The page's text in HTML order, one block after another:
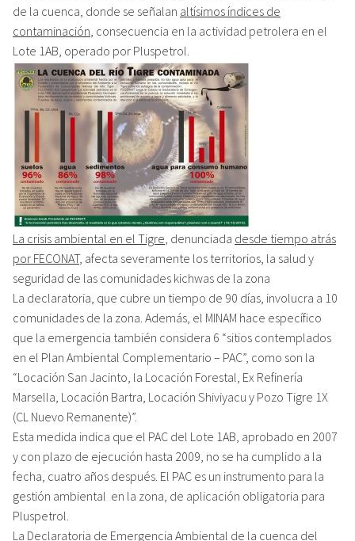
de la cuenca, donde se señalan altísimos índices de
contaminación , consecuencia en la actividad petrolera en el
Lote 1AB, operado por Pluspetrol.
La crisis ambiental en el Tigre , denunciada desde tiempo atrás
por FECONAT, afecta severamente los territorios, la salud y
seguridad de las comunidades kichwas de la zona
La declaratoria, que cubre un tiempo de 90 días, involucra a 10
comunidades de la zona. Además, el MINAM hace específico
que la emergencia también considera 6 “sitios contemplados
en el Plan Ambiental Complementario – PAC”, como son la
“Locación San Jacinto, la Locación Forestal, Ex Refinería
Marsella, Locación Bartra, Locación Shiviyacu y Pozo Tigre 1X
(CL Nuevo Remanente)”.
Esta medida indica que el PAC del Lote 1AB, aprobado en 2007
y con plazo de ejecución hasta 2009, no se ha cumplido a la
fecha, cuatro años después. El PAC es un instrumento para la
gestión ambiental en la zona, de aplicación obligatoria para
Pluspetrol.
La Declaratoria de Emergencia Ambiental de la cuenca del